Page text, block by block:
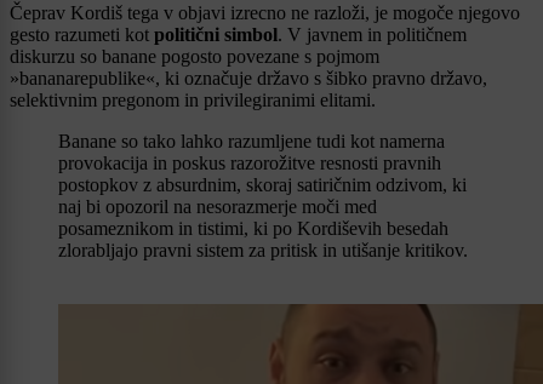
Čeprav Kordiš tega v objavi izrecno ne razloži, je mogoče njegovo
gesto razumeti kot politični simbol. V javnem in političnem
diskurzu so banane pogosto povezane s pojmom
»bananarepublike«, ki označuje državo s šibko pravno državo,
selektivnim pregonom in privilegiranimi elitami.
Banane so tako lahko razumljene tudi kot namerna
provokacija in poskus razorožitve resnosti pravnih
postopkov z absurdnim, skoraj satiričnim odzivom, ki
naj bi opozoril na nesorazmerje moči med
posameznikom in tistimi, ki po Kordiševih besedah
zlorabljajo pravni sistem za pritisk in utišanje kritikov.